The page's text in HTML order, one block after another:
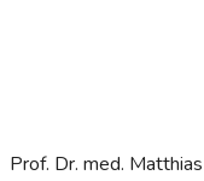
Prof. Dr. med.